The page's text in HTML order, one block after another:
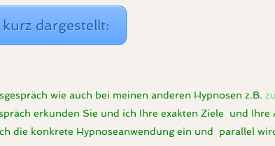
dargestellt:
wie auch bei meinen anderen Hypnosen z.B.
erkunden Sie und ich Ihre exakten Ziele und
die konkrete Hypnoseanwendung ein und parallel